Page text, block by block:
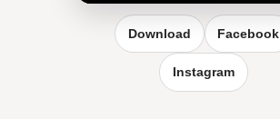
Reel vergrößern
Download Facebook
Instagram